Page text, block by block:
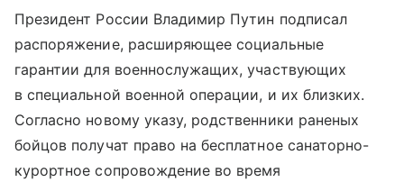
Президент России Владимир Путин подписал
распоряжение, расширяющее социальные
гарантии для военнослужащих, участвующих
в специальной военной операции, и их близких.
Согласно новому указу, родственники раненых
бойцов получат право на бесплатное санаторно-
курортное сопровождение во время